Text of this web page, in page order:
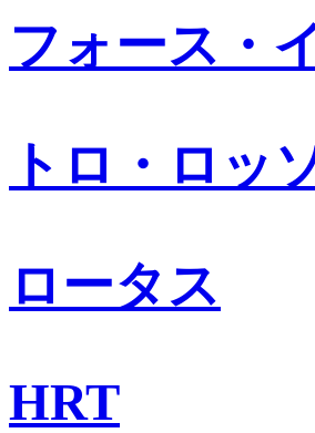
フォース・
トロ・ロッ
ロータス
HRT